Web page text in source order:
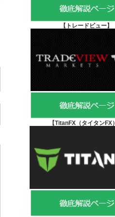
【 トレードビュー】
【TitanFX（タイタンFX）